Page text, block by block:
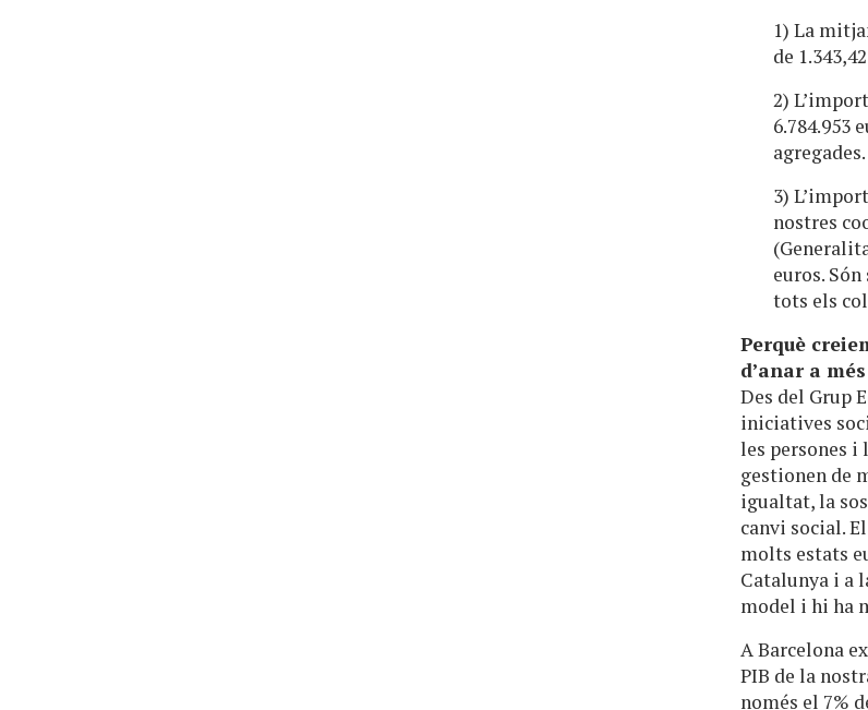
1) La
de
2)
6.784.953
agregades.
3)
nostres
euros.
tots els
Perquè
d’anar a més
Des del Grup
iniciatives
les persones i
gestionen de
igualtat, la
canvi social.
molts estats
Catalunya i a
model i hi ha
A Barcelona
PIB de la
només el 7%